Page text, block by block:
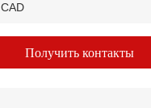
Получить контакты